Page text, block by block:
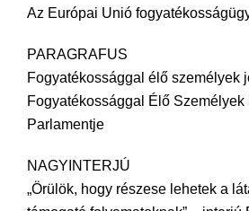
Az Európai Unió
PARAGRAFUS
Fogyatékossággal élő személyek
Fogyatékossággal Élő Személyek
Parlamentje
NAGYINTERJÚ
„Örülök, hogy részese lehetek a